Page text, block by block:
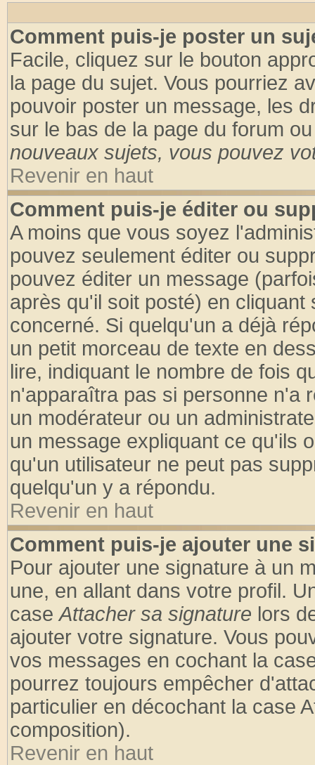
Comment puis-je poster un
Facile, cliquez sur le bouton
la page du sujet. Vous pourriez
pouvoir poster un message, les
sur le bas de la page du forum
nouveaux sujets, vous pouvez
Revenir en haut
Comment puis-je éditer ou
A moins que vous soyez
pouvez seulement éditer ou
pouvez éditer un message
après qu'il soit posté) en
concerné. Si quelqu'un a déjà
un petit morceau de texte en
lire, indiquant le nombre de fois
n'apparaîtra pas si personne n'a
un modérateur ou un
un message expliquant ce qu'ils
qu'un utilisateur ne peut pas
quelqu'un y a répondu.
Revenir en haut
Comment puis-je ajouter une
Pour ajouter une signature à un
une, en allant dans votre profil.
caseAttacher sa signature lors
ajouter votre signature. Vous
vos messages en cochant la
pourrez toujours empêcher
particulier en décochant la case
composition).
Revenir en haut